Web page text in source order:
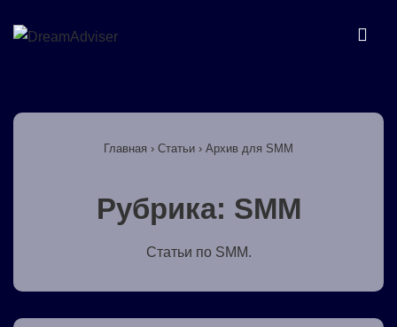
Перейти
содержимому
навигация
Главная › Статьи › Архив для SMM
Рубрика: SMM
Статьи по SMM.